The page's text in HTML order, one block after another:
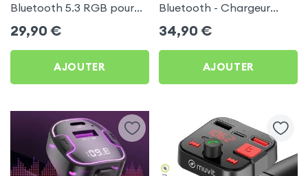
Bluetooth 5.3 RGB pour
Honor 200 Lite
29,90 €
AJOUTER
Bluetooth - Chargeur
Voiture USB C + USB -
Swissten
34,90 €
AJOUTER